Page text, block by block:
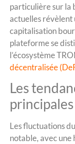
particulière sur la
actuelles
capitalisation
plateforme se
l’écosystème
décentralisée
Les
Les fluctuations
notable, avec une